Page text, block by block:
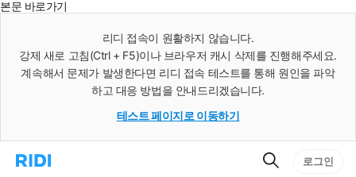
본문 바로가기
리디 접속이 원활하지 않습니다.
강제 새로 고침(Ctrl + F5)이나 브라우저 캐시 삭제를 진행해주세요.
계속해서 문제가 발생한다면 리디 접속 테스트를 통해 원인을 파악
하고 대응 방법을 안내드리겠습니다.
테스트 페이지로 이동하기
리
검
로그인